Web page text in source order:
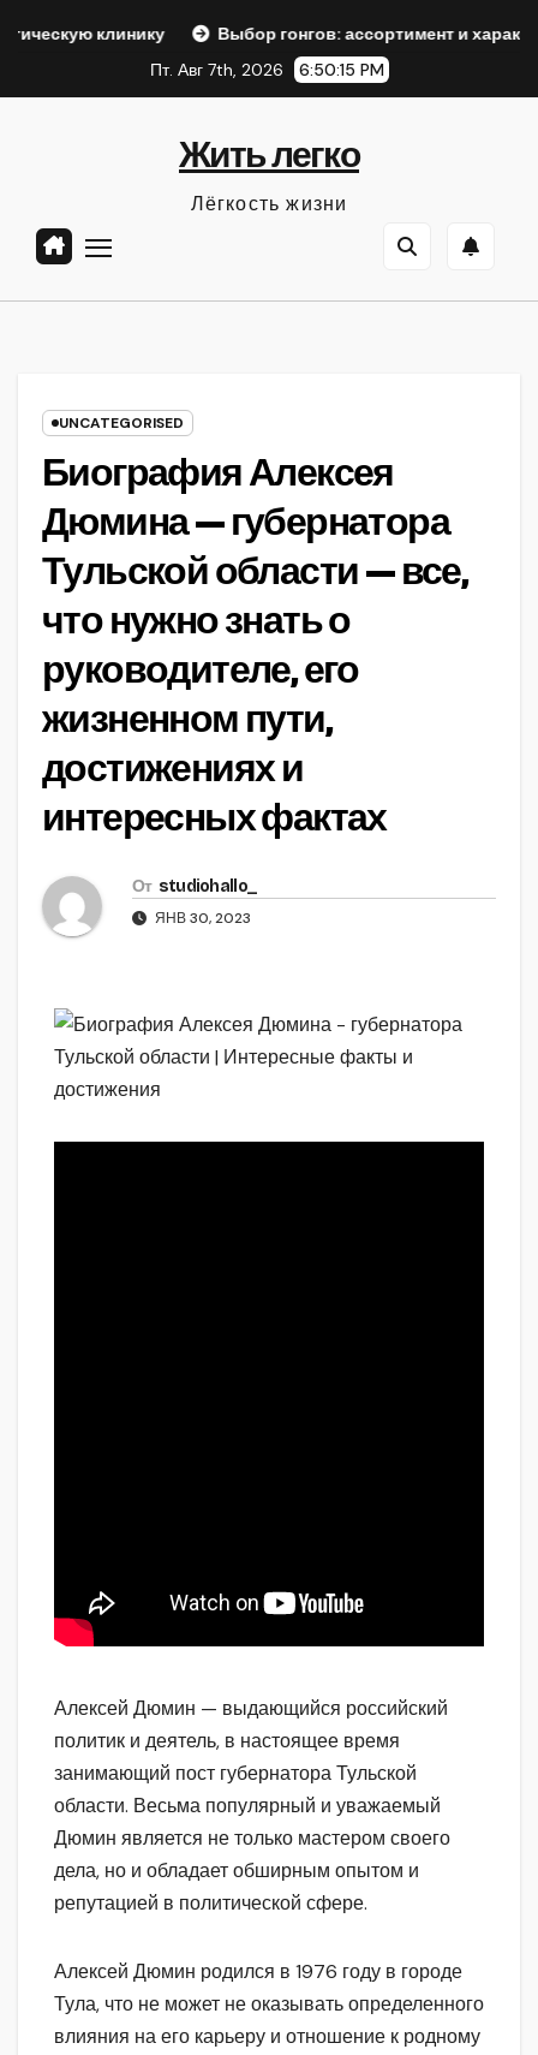
Выбор гонгов: ассортимент и характеристики
Пт. Авг 7th, 2026
6:50:16 PM
Жить легко
Лёгкость жизни
UNCATEGORISED
Биография Алексея
Дюмина — губернатора
Тульской области — все,
что нужно знать о
руководителе, его
жизненном пути,
достижениях и
интересных фактах
От studiohallo_
ЯНВ 30, 2023
Алексей Дюмин — выдающийся российский
политик и деятель, в настоящее время
занимающий пост губернатора Тульской
области. Весьма популярный и уважаемый
Дюмин является не только мастером своего
дела, но и обладает обширным опытом и
репутацией в политической сфере.
Алексей Дюмин родился в 1976 году в городе
Тула, что не может не оказывать определенного
влияния на его карьеру и отношение к родному